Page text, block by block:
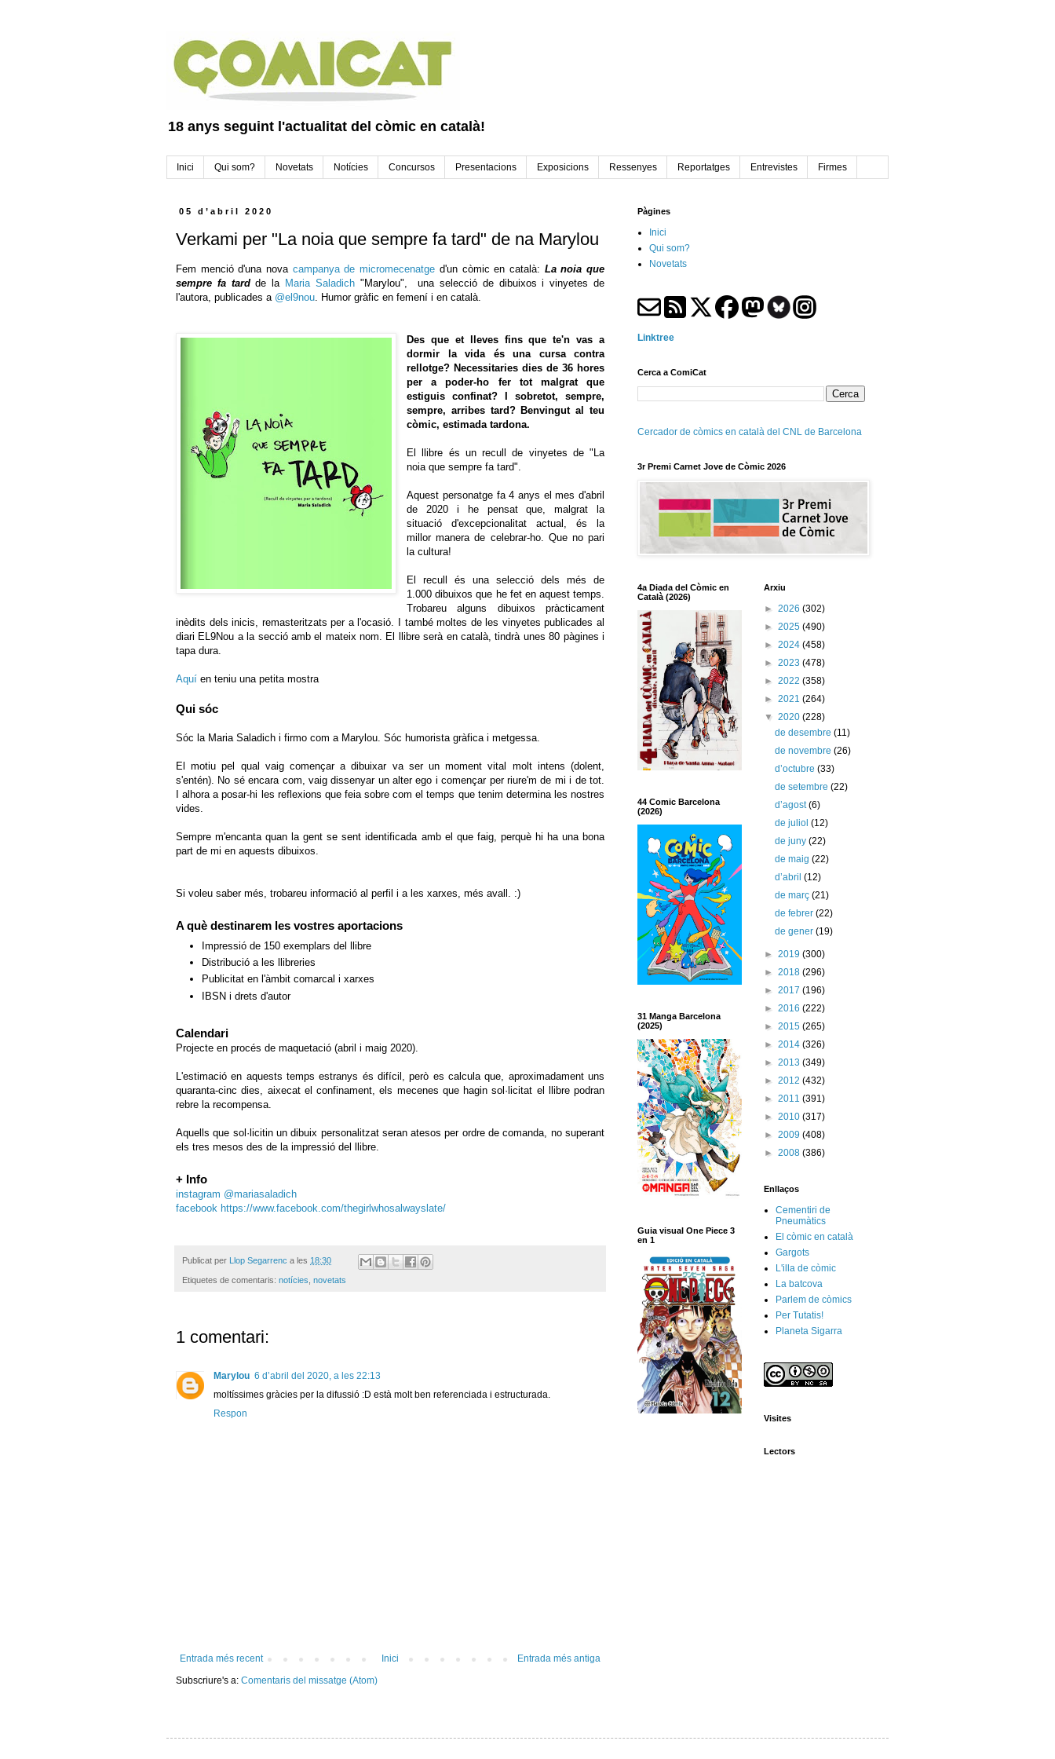
18 anys seguint l'actualitat del còmic en català!
Inici Qui som? Novetats Notícies Concursos Presentacions Exposicions Ressenyes Reportatges Entrevistes Firmes
05 d’abril 2020
Verkami per "La noia que sempre fa tard" de na Marylou
Fem menció d'una nova campanya de micromecenatge d'un còmic en català: La noia que
sempre fa tardde la Maria Saladich"Marylou", una selecció de dibuixos i vinyetes de
l'autora, publicades a @el9nou. Humor gràfic en femení i en català.
Des que et lleves fins que te'n vas a
dormir la vida és una cursa contra
rellotge? Necessitaries dies de 36 hores
per a poder-ho fer tot malgrat que
estiguis confinat? I sobretot, sempre,
sempre, arribes tard? Benvingut al teu
còmic, estimada tardona.
El llibre és un recull de vinyetes de "La
noia que sempre fa tard".
Aquest personatge fa 4 anys el mes d'abril
de 2020 i he pensat que, malgrat la
situació d'excepcionalitat actual, és la
millor manera de celebrar-ho. Que no pari
la cultura!
El recull és una selecció dels més de
1.000 dibuixos que he fet en aquest temps.
Trobareu alguns dibuixos pràcticament
inèdits dels inicis, remasteritzats per a l'ocasió. I també moltes de les vinyetes publicades al
diari EL9Nou a la secció amb el mateix nom. El llibre serà en català, tindrà unes 80 pàgines i
tapa dura.
Aquí en teniu una petita mostra
Qui sóc
Sóc la Maria Saladich i firmo com a Marylou. Sóc humorista gràfica i metgessa.
El motiu pel qual vaig començar a dibuixar va ser un moment vital molt intens (dolent,
s'entén). No sé encara com, vaig dissenyar un alter ego i començar per riure'm de mi i de tot.
I alhora a posar-hi les reflexions que feia sobre com el temps que tenim determina les nostres
vides.
Sempre m'encanta quan la gent se sent identificada amb el que faig, perquè hi ha una bona
part de mi en aquests dibuixos.
Si voleu saber més, trobareu informació al perfil i a les xarxes, més avall. :)
A què destinarem les vostres aportacions
Impressió de 150 exemplars del llibre
Distribució a les llibreries
Publicitat en l'àmbit comarcal i xarxes
IBSN i drets d'autor
Calendari
Projecte en procés de maquetació (abril i maig 2020).
L'estimació en aquests temps estranys és difícil, però es calcula que, aproximadament uns
quaranta-cinc dies, aixecat el confinament, els mecenes que hagin sol·licitat el llibre podran
rebre la recompensa.
Aquells que sol·licitin un dibuix personalitzat seran atesos per ordre de comanda, no superant
els tres mesos des de la impressió del llibre.
+ Info
instagram @mariasaladich
facebook https://www.facebook.com/thegirlwhosalwayslate/
Publicat per Llop Segarrenc a les 18:30
Etiquetes de comentaris: notícies novetats
1 comentari:
Marylou 6 d’abril del 2020, a les 22:13
moltíssimes gràcies per la difussió :D està molt ben referenciada i estructurada.
Respon
Entrada més recent Entrada més antiga
Inici
Subscriure's a: Comentaris del missatge (Atom)
Pàgines
Inici
Qui som?
Novetats
Linktree
Cerca a ComiCat
Cercador de còmics en català del CNL de Barcelona
3r Premi Carnet Jove de Còmic 2026
4a Diada del Còmic en
Català (2026)
44 Comic Barcelona
(2026)
31 Manga Barcelona
(2025)
Guia visual One Piece 3
en 1
Arxiu
► 2026 (302)
► 2025 (490)
► 2024 (458)
► 2023 (478)
► 2022 (358)
► 2021 (264)
▼ 2020 (228)
de desembre(11)
de novembre(26)
d’octubre(33)
de setembre(22)
d’agost(6)
de juliol(12)
de juny(22)
de maig(22)
d’abril(12)
de març(21)
de febrer(22)
de gener(19)
► 2019 (300)
► 2018 (296)
► 2017 (196)
► 2016 (222)
► 2015 (265)
► 2014 (326)
► 2013 (349)
► 2012 (432)
► 2011 (391)
► 2010 (317)
► 2009 (408)
► 2008 (386)
Enllaços
Cementiri de
Pneumàtics
El còmic en català
Gargots
L'illa de còmic
La batcova
Parlem de còmics
Per Tutatis!
Planeta Sigarra
Visites
Lectors